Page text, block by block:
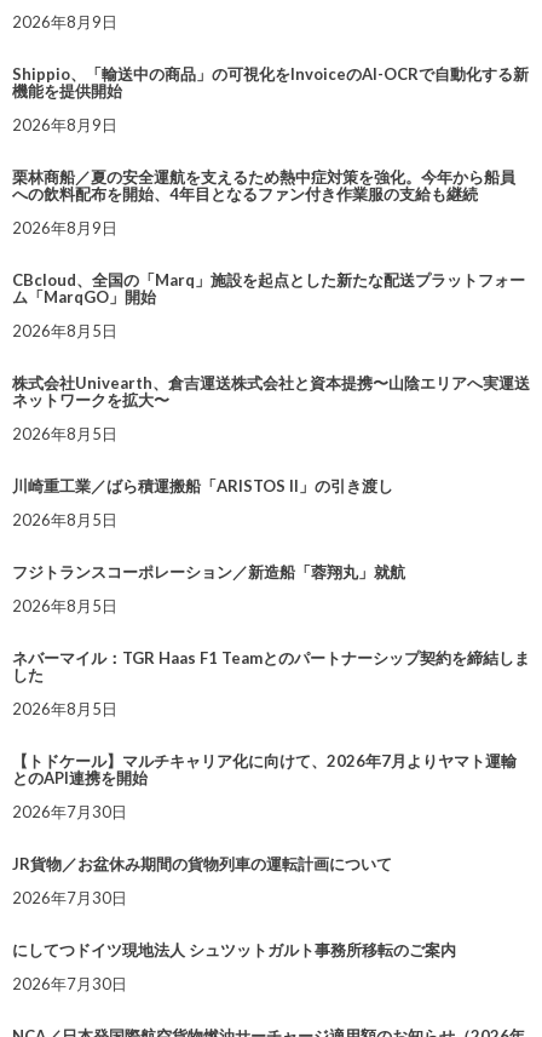
2026年8月9日
Shippio、「輸送中の商品」の可視化をInvoiceのAI-OCRで自動化する新
機能を提供開始
2026年8月9日
栗林商船／夏の安全運航を支えるため熱中症対策を強化。今年から船員
への飲料配布を開始、4年目となるファン付き作業服の支給も継続
2026年8月9日
CBcloud、全国の「Marq」施設を起点とした新たな配送プラットフォー
ム「MarqGO」開始
2026年8月5日
株式会社Univearth、倉吉運送株式会社と資本提携〜山陰エリアへ実運送
ネットワークを拡大〜
2026年8月5日
川崎重工業／ばら積運搬船「ARISTOS II」の引き渡し
2026年8月5日
フジトランスコーポレーション／新造船「蓉翔丸」就航
2026年8月5日
ネバーマイル：TGR Haas F1 Teamとのパートナーシップ契約を締結しま
した
2026年8月5日
【トドケール】マルチキャリア化に向けて、2026年7月よりヤマト運輸
とのAPI連携を開始
2026年7月30日
JR貨物／お盆休み期間の貨物列車の運転計画について
2026年7月30日
にしてつドイツ現地法人 シュツットガルト事務所移転のご案内
2026年7月30日